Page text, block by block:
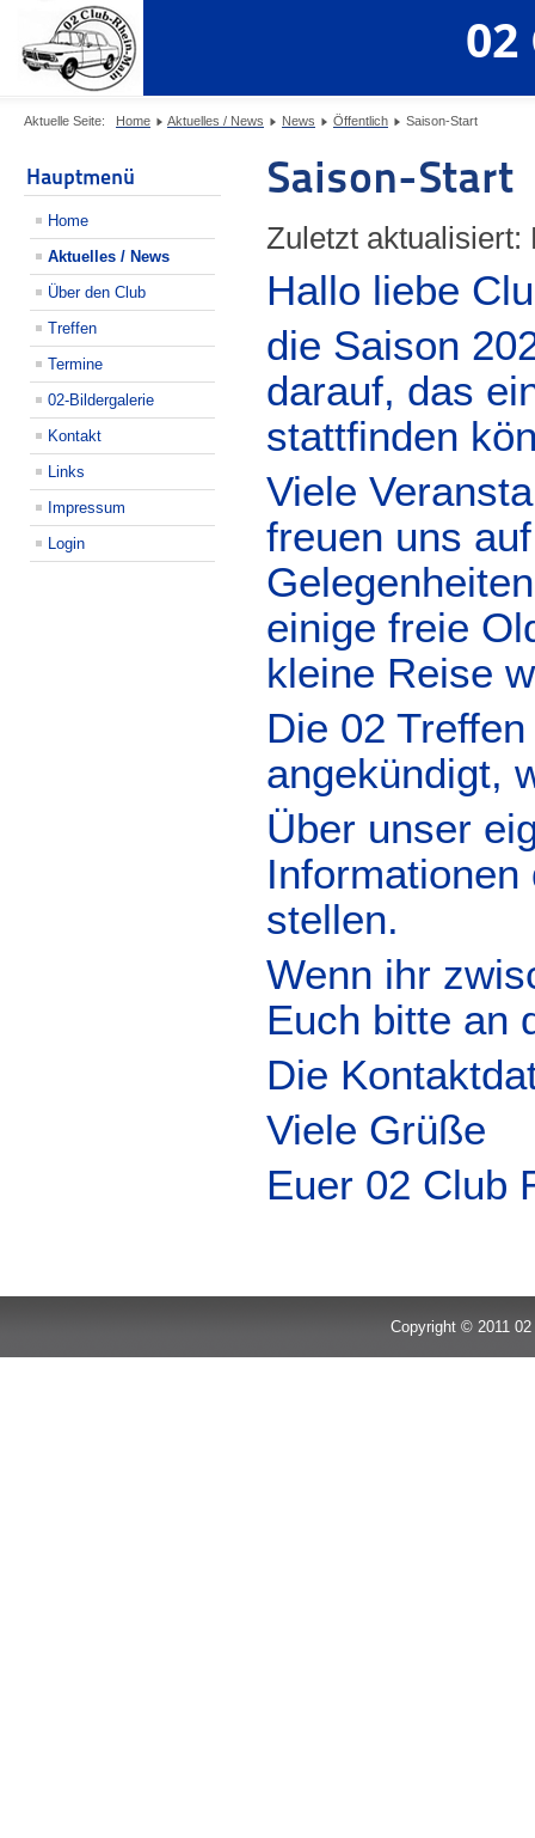
02
Aktuelle Seite: Home Aktuelles / News News Öffentlich Saison-Start
Hauptmenü
Home
Aktuelles / News
Über den Club
Treffen
Termine
02-Bildergalerie
Kontakt
Links
Impressum
Login
Saison-Start
Zuletzt aktualisiert:
Hallo liebe
die Saison
darauf, das
stattfinden
Viele
freuen uns
einige freie
kleine Reise
Die 02
angekündigt,
Über unser
stellen.
Wenn ihr
Euch bitte an
Die
Viele Grüße
Euer 02 Club
Copyright © 2011